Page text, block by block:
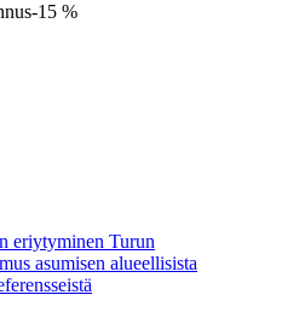
-15 %
eriytyminen Turun
asumisen alueellisista